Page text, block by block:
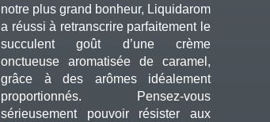
notre plus grand bonheur, Liquidarom
a réussi à retranscrire parfaitement le
succulent goût d’une crème
onctueuse aromatisée de caramel,
grâce à des arômes idéalement
proportionnés. Pensez-vous
sérieusement pouvoir résister aux